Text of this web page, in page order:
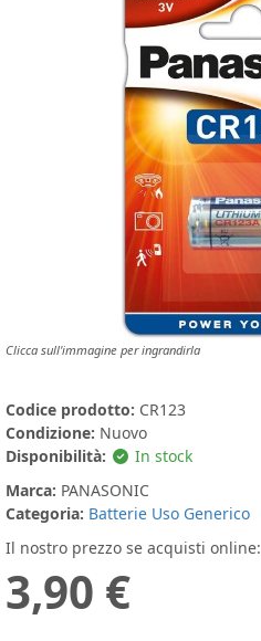
Clicca sull'immagine per ingrandirla
Codice prodotto: CR123
Condizione: Nuovo
Disponibilità:
In stock
Marca: PANASONIC
Categoria: Batterie Uso Generico
Il nostro prezzo se acquisti online:
3,90 €